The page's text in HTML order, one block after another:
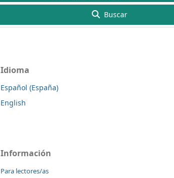
Buscar
Idioma
Español (España)
English
Información
Para lectores/as